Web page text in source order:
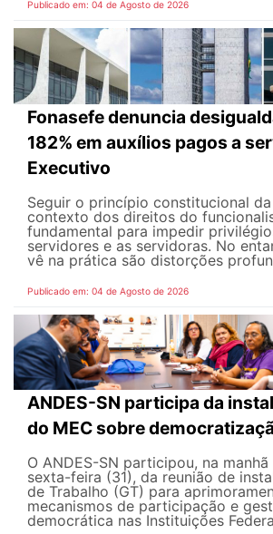
Publicado em: 04 de Agosto de 2026
Fonasefe denuncia
182% em auxílios pagos a
Executivo
Seguir o princípio constitucional
contexto dos direitos do
fundamental para impedir
servidores e as servidoras. No
vê na prática são distorções
Publicado em: 04 de Agosto de 2026
ANDES-SN participa da
do MEC sobre
O ANDES-SN participou, na
sexta-feira (31), da reunião de
de Trabalho (GT) para
mecanismos de participação e
democrática nas Instituições